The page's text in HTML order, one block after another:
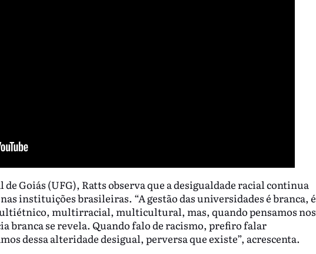
Goiás (UFG), Ratts observa que a desigualdade racial continua
instituições brasileiras. “A gestão das universidades é branca, é
multirracial, multicultural, mas, quando pensamos nos
branca se revela. Quando falo de racismo, prefiro falar
dessa alteridade desigual, perversa que existe”, acrescenta.